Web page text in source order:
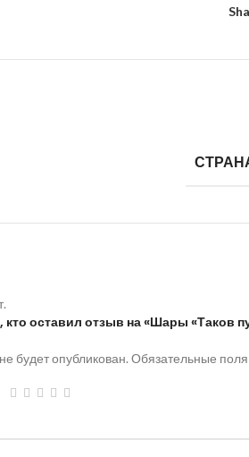
оставил отзыв на «Шары «Таков
будет опубликован. Обязательные